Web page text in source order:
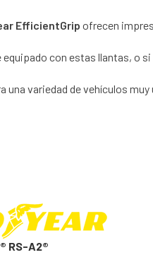
EfficientGrip ofrecen
equipado con estas llantas, o
una variedad de vehículos
RS-A2®